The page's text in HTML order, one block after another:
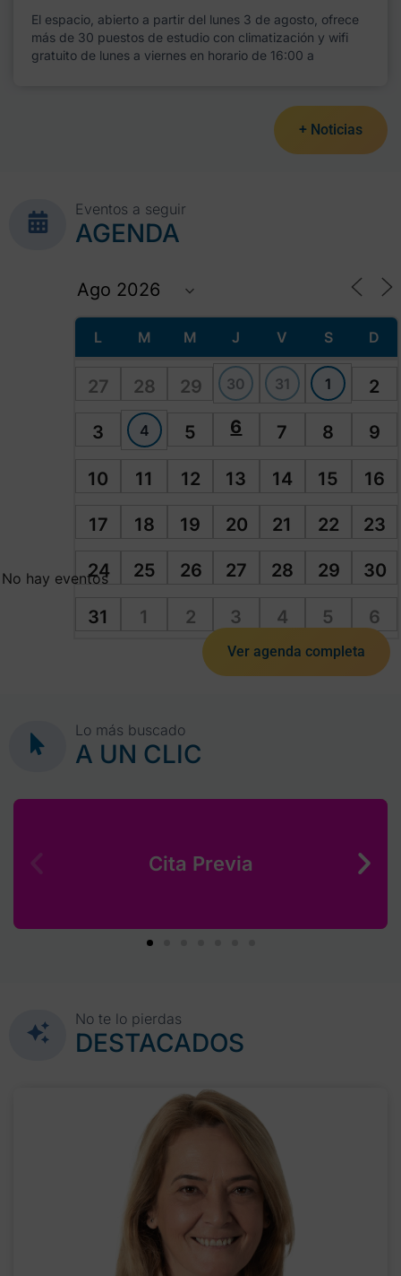
El espacio, abierto a partir del lunes 3 de agosto, ofrece
más de 30 puestos de estudio con climatización y wifi
gratuito de lunes a viernes en horario de 16:00 a
+ Noticias
Eventos a seguir
AGENDA
L M M J V S D
27 28 29 30 31 1 2
3 4 5 6 7 8 9
10 11 12 13 14 15 16
17 18 19 20 21 22 23
24 25 26 27 28 29 30
31 1 2 3 4 5 6
No hay eventos
Ver agenda completa
Lo más buscado
A UN CLIC
Cita Previa
No te lo pierdas
DESTACADOS